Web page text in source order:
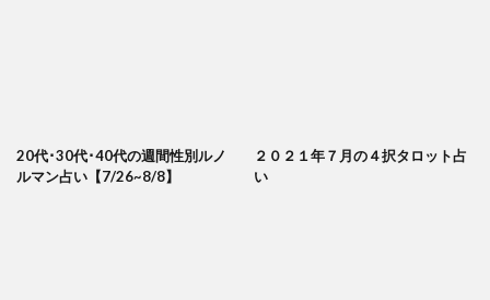
20代･30代･40代の週間性別ルノ
ルマン占い【7/26~8/8】
２０２１年７月の４択タロット占
い